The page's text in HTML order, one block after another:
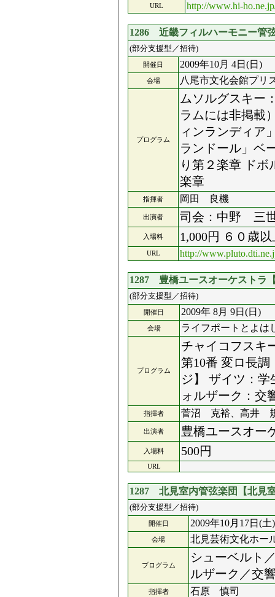
URL http://www.hi-
1286 近畿フィルハーモニー管
(部分支援型／招待)
開催日 2009年10月 4日(日)
会場 八尾市文化会館プ
プログラム
ムソルグスキー
ラムには非掲載
ィンランディア
ランドール」ベ
り第２楽章 ド
楽章
指揮者 岡田 良機
出演者 司会：中野 三
入場料 1,000円 ６０歳
URL http://
1287 豊橋ユースオーケストラ
(部分支援型／招待)
開催日 2009年 8月 9日(日)
会場 ライフポートとよは
プログラム
チャイコフスキ
第10番 変ロ長
ジ】 ザイツ：
ォルザーク：交
指揮者 菅沼 克裕、高井
出演者 豊橋ユースオー
入場料 500円
URL
1287 北見室内管弦楽団【北
(部分支援型／招待)
開催日 2009年10月17日(土)
会場 北見芸術文化ホ
プログラム
シューベルト
ルザーク／交
指揮者 石原 慎司